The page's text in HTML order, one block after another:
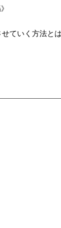
ていく方法と